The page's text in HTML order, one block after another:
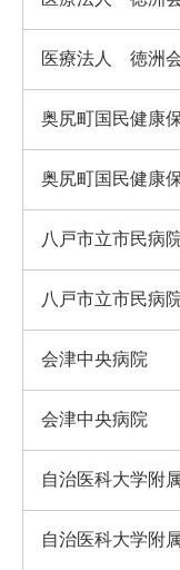
医療法人 徳洲
奥尻町国民健康
奥尻町国民健康
八戸市立市民病
八戸市立市民病
会津中央病院
会津中央病院
自治医科大学附
自治医科大学附